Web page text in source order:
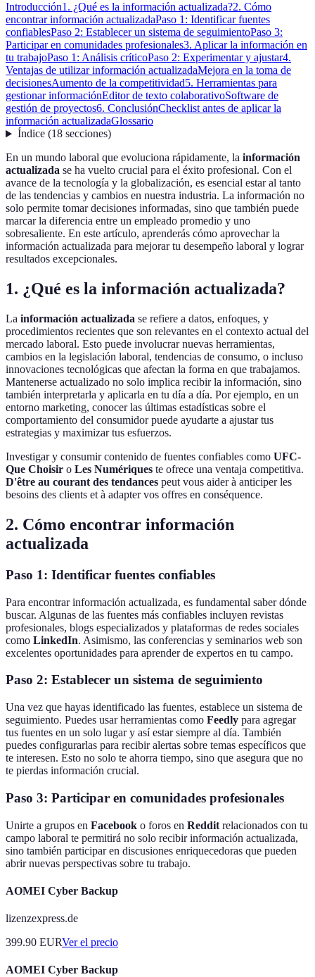
Introducción1. ¿Qué es la información actualizada?2. Cómo
encontrar información actualizadaPaso 1: Identificar fuentes
confiablesPaso 2: Establecer un sistema de seguimientoPaso 3:
Participar en comunidades profesionales3. Aplicar la información en
tu trabajoPaso 1: Análisis críticoPaso 2: Experimentar y ajustar4.
Ventajas de utilizar información actualizadaMejora en la toma de
decisionesAumento de la competitividad5. Herramientas para
gestionar informaciónEditor de texto colaborativoSoftware de
gestión de proyectos6. ConclusiónChecklist antes de aplicar la
información actualizadaGlossario
Índice(18 secciones)
En un mundo laboral que evoluciona rápidamente, la información
actualizada se ha vuelto crucial para el éxito profesional. Con el
avance de la tecnología y la globalización, es esencial estar al tanto
de las tendencias y cambios en nuestra industria. La información no
solo permite tomar decisiones informadas, sino que también puede
marcar la diferencia entre un empleado promedio y uno
sobresaliente. En este artículo, aprenderás cómo aprovechar la
información actualizada para mejorar tu desempeño laboral y lograr
resultados excepcionales.
1. ¿Qué es la información actualizada?
La información actualizada se refiere a datos, enfoques, y
procedimientos recientes que son relevantes en el contexto actual del
mercado laboral. Esto puede involucrar nuevas herramientas,
cambios en la legislación laboral, tendencias de consumo, o incluso
innovaciones tecnológicas que afectan la forma en que trabajamos.
Mantenerse actualizado no solo implica recibir la información, sino
también interpretarla y aplicarla en tu día a día. Por ejemplo, en un
entorno marketing, conocer las últimas estadísticas sobre el
comportamiento del consumidor puede ayudarte a ajustar tus
estrategias y maximizar tus esfuerzos.
Investigar y consumir contenido de fuentes confiables como UFC-
Que Choisir o Les Numériques te ofrece una ventaja competitiva.
D'être au courant des tendances peut vous aider à anticiper les
besoins des clients et à adapter vos offres en conséquence.
2. Cómo encontrar información
actualizada
Paso 1: Identificar fuentes confiables
Para encontrar información actualizada, es fundamental saber dónde
buscar. Algunas de las fuentes más confiables incluyen revistas
profesionales, blogs especializados y plataformas de redes sociales
como LinkedIn. Asimismo, las conferencias y seminarios web son
excelentes oportunidades para aprender de expertos en tu campo.
Paso 2: Establecer un sistema de seguimiento
Una vez que hayas identificado las fuentes, establece un sistema de
seguimiento. Puedes usar herramientas como Feedly para agregar
tus fuentes en un solo lugar y así estar siempre al día. También
puedes configurarlas para recibir alertas sobre temas específicos que
te interesen. Esto no solo te ahorra tiempo, sino que asegura que no
te pierdas información crucial.
Paso 3: Participar en comunidades profesionales
Unirte a grupos en Facebook o foros en Reddit relacionados con tu
campo laboral te permitirá no solo recibir información actualizada,
sino también participar en discusiones enriquecedoras que pueden
abrir nuevas perspectivas sobre tu trabajo.
AOMEI Cyber Backup
lizenzexpress.de
399.90 EURVer el precio
AOMEI Cyber Backup